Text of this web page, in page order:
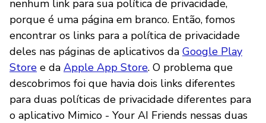
nenhum link para sua política de privacidade,
porque é uma página em branco. Então, fomos
encontrar os links para a política de privacidade
deles nas páginas de aplicativos da Google Play
Store e da Apple App Store. O problema que
descobrimos foi que havia dois links diferentes
para duas políticas de privacidade diferentes para
o aplicativo Mimico - Your AI Friends nessas duas